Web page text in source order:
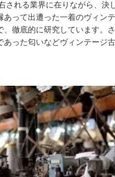
れる業界に在りながら、決
って出遭った一着のヴィン
徹底的に研究しています。
った匂いなどヴィンテージ